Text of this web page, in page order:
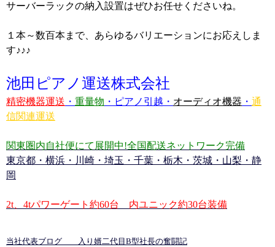
サーバーラックの納入設置はぜひお任せくださいね。
１本～数百本まで、あらゆるバリエーションにお応えしま
す♪♪♪
池田ピアノ運送株式会社
精密機器運送 ・ 重量物 ・ ピアノ引越 ・ オーディオ機器 ・ 通
信関連運送
関東圏内自社便にて展開中!全国配送ネットワーク完備
東京都・横浜・川崎・埼玉・千葉・栃木・茨城・山梨・静
岡
2t、4tパワーゲート約60台 内ユニック約30台装備
当社代表ブログ 入り婿二代目B型社長の奮闘記